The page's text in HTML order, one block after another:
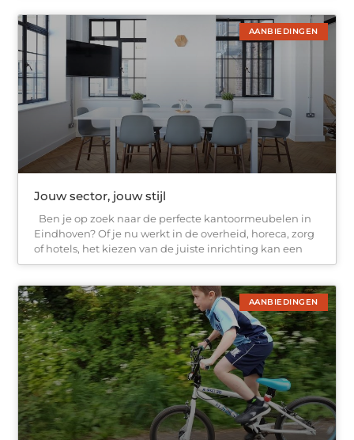
AANBIEDINGEN
Jouw sector, jouw stijl
Ben je op zoek naar de perfecte kantoormeubelen in
Eindhoven? Of je nu werkt in de overheid, horeca, zorg
of hotels, het kiezen van de juiste inrichting kan een
AANBIEDINGEN